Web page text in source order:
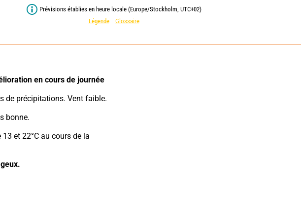
Prévisions établies en heure locale (Europe/Stockholm, UTC+02)
Légende
Glossaire
en cours de journée
de précipitations. Vent faible.
bonne.
et 22°C au cours de la